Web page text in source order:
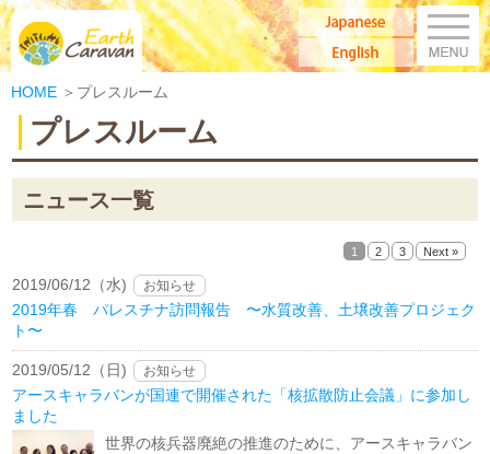
Earth Caravan：アースキャラバン Japanese
English
HOME ＞プレスルーム
プレスルーム
ニュース一覧
1 2 3 Next »
2019/06/12（水) お知らせ
2019年春 パレスチナ訪問報告 〜水質改善、土壌改善プロジェク
ト〜
2019/05/12（日) お知らせ
アースキャラバンが国連で開催された「核拡散防止会議」に参加し
ました
世界の核兵器廃絶の推進のために、アースキャラバン